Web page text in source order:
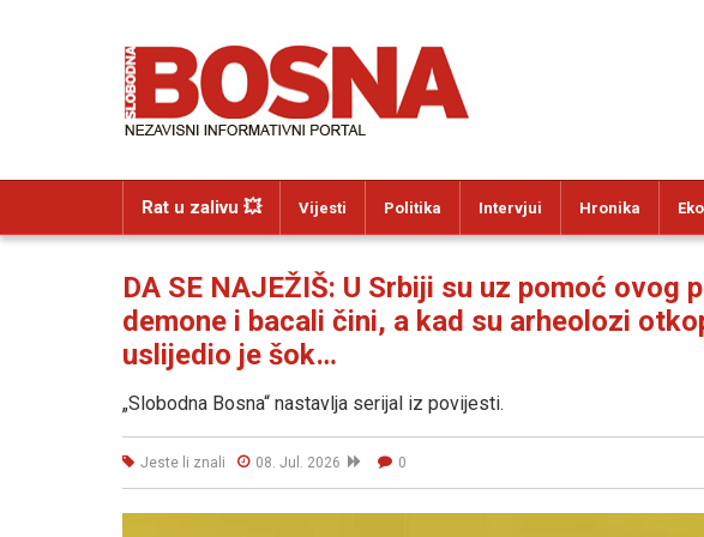
Rat u zalivu 💥 Vijesti Politika Intervjui Hronika
DA SE NAJEŽIŠ: U Srbiji su uz pomoć ovog
demone i bacali čini, a kad su arheolozi
uslijedio je šok…
„Slobodna Bosna“ nastavlja serijal iz povijesti.
Jeste li znali 08. Jul. 2026 0